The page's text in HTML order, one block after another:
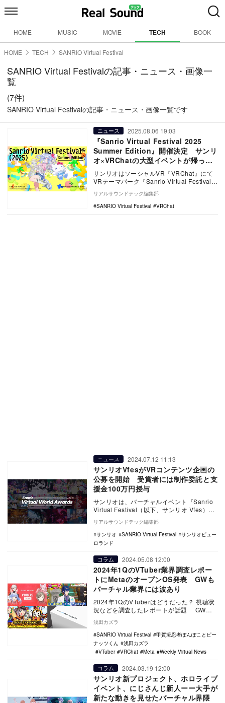
HOME MUSIC MOVIE TECH BOOK
HOME TECH SANRIO Virtual Festival
SANRIO Virtual Festivalの記事・ニュース・画像一
覧
(7件)
SANRIO Virtual Festivalの記事・ニュース・画像一覧です
ニュース 2025.08.06 19:03
『Sanrio Virtual Festival 2025
Summer Edition』開催決定 サンリ
オ×VRChatの大型イベントが帰って
くる
サンリオはソーシャルVR『VRChat』にて
VRテーマパーク『Sanrio Virtual Festival
リアルサウンドテック編集部
SANRIO Virtual Festival
VRChat
ニュース 2024.07.12 11:13
サンリオVfesがVRコンテンツ企画の
公募を開始 受賞者には制作委託と支
援金100万円授与
サンリオは、バーチャルイベント『Sanrio
Virtual Festival（以下、サンリオ Vfes）」
の次回開催に向けて、…
リアルサウンドテック編集部
サンリオ
SANRIO Virtual Festival
サンリオピュー
ロランド
コラム 2024.05.08 12:00
2024年1QのVTuber業界調査レポー
トにMetaのオープンOS発表 GWも
バーチャル業界には波あり
2024年1QのVTuberはどうだった？ 視聴状
況などを調査したレポートが話題 GWの
浅田カズラ
SANRIO Virtual Festival
甲賀流忍者ぽんぽことピー
ナッツくん
浅田カズラ
VTuber
VRChat Meta Weekly Virtual News
コラム 2024.03.19 12:00
サンリオ新プロジェクト、ホロライブ
イベント、にじさんじ新人ーー大手が
新たな動きを見せたバーチャル界隈